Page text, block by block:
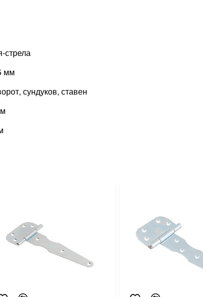
стрела
мм
сундуков, ставен